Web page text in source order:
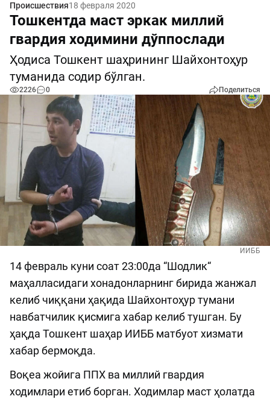
Происшествия18 февраля 2020
Тошкентда маст эркак миллий
гвардия ходимини дўппослади
Ҳодиса Тошкент шаҳрининг Шайхонтоҳур
туманида содир бўлган.
2226 0 Поделиться
ИИББ
14 февраль куни соат 23:00да “Шодлик“
маҳалласидаги хонадонларнинг бирида жанжал
келиб чиққани ҳақида Шайхонтоҳур тумани
навбатчилик қисмига хабар келиб тушган. Бу
ҳақда Тошкент шаҳар ИИББ матбуот хизмати
хабар бермоқда.
Воқеа жойига ППХ ва миллий гвардия
ходимлари етиб борган. Ходимлар маст ҳолатда